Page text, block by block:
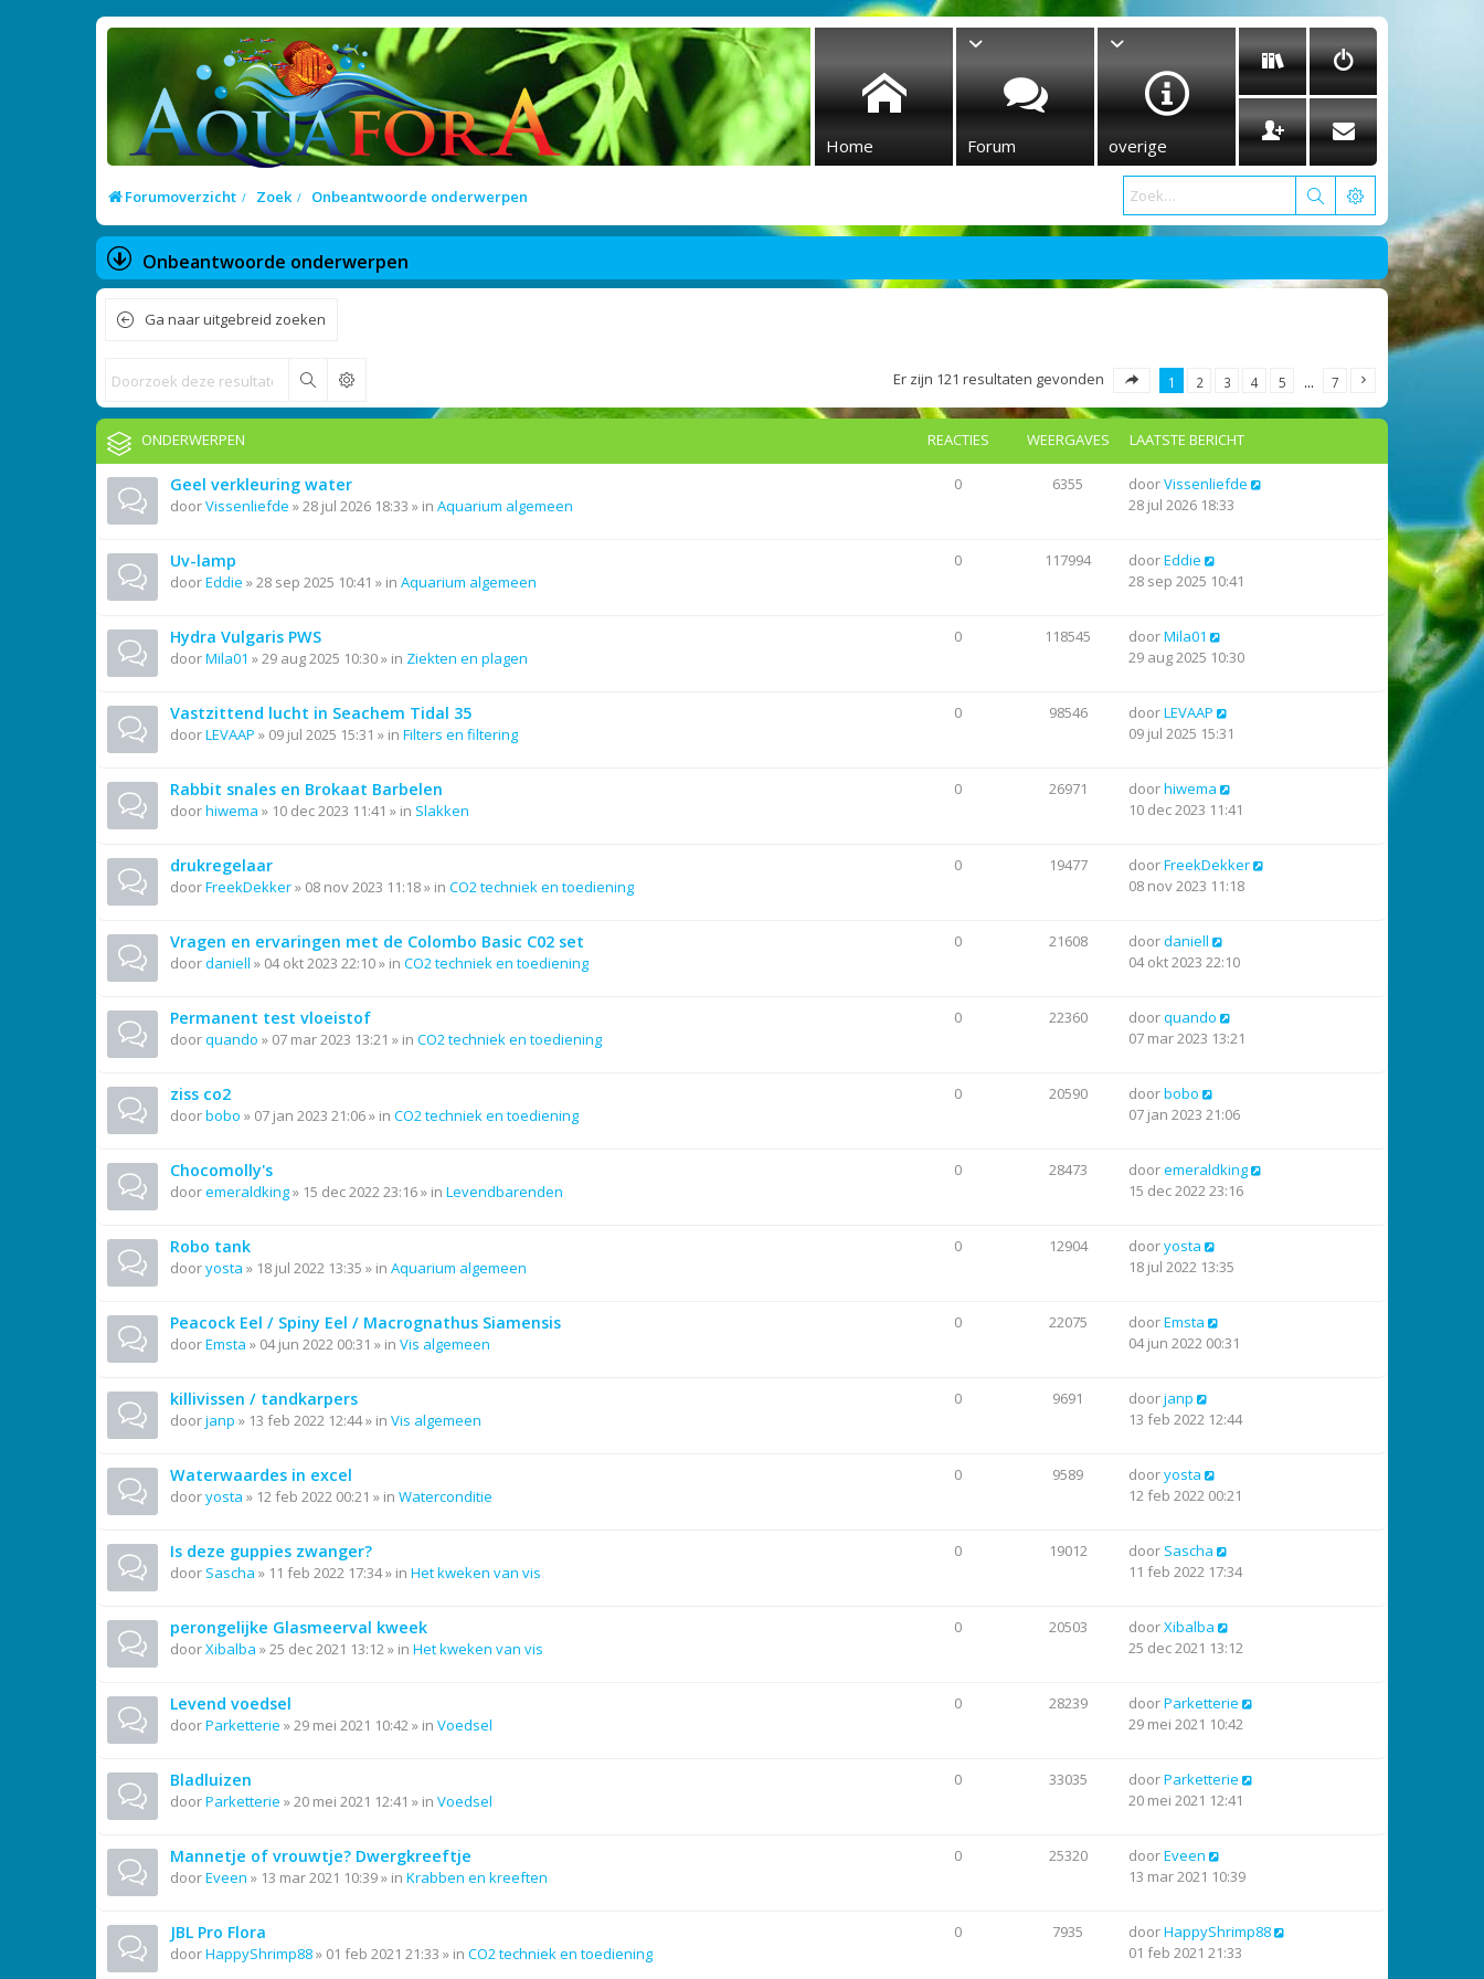
Home Forum overige
Forumoverzicht Zoek Onbeantwoorde onderwerpen
Onbeantwoorde onderwerpen
Ga naar uitgebreid zoeken
Zoek Er zijn 121 resultaten gevonden 1 2 3 4 5 … 7
ONDERWERPEN REACTIES WEERGAVES LAATSTE BERICHT
Geel verkleuring water
doorVissenliefde »28 jul 2026 18:33 » in Aquarium algemeen
0 6355 doorVissenliefde
28 jul 2026 18:33
Uv-lamp
doorEddie »28 sep 2025 10:41 » in Aquarium algemeen
0 117994 doorEddie
28 sep 2025 10:41
Hydra Vulgaris PWS
doorMila01 »29 aug 2025 10:30» in Ziekten en plagen
0 118545 doorMila01
29 aug 2025 10:30
Vastzittend lucht in Seachem Tidal 35
doorLEVAAP » 09 jul 2025 15:31 » in Filters en filtering
0 98546 doorLEVAAP
09 jul 2025 15:31
Rabbit snales en Brokaat Barbelen
doorhiwema » 10 dec 2023 11:41 » in Slakken
0 26971 doorhiwema
10 dec 2023 11:41
drukregelaar
doorFreekDekker» 08 nov 2023 11:18» in CO2 techniek en toediening
0 19477 doorFreekDekker
08 nov 2023 11:18
Vragen en ervaringen met de Colombo Basic C02 set
doordaniell » 04 okt 2023 22:10» in CO2 techniek en toediening
0 21608 doordaniell
04 okt 2023 22:10
Permanent test vloeistof
doorquando » 07 mar 2023 13:21 » in CO2 techniek en toediening
0 22360 doorquando
07 mar 2023 13:21
ziss co2
doorbobo » 07 jan 2023 21:06» in CO2 techniek en toediening
0 20590 doorbobo
07 jan 2023 21:06
Chocomolly's
dooremeraldking» 15 dec 2022 23:16» in Levendbarenden
0 28473 dooremeraldking
15 dec 2022 23:16
Robo tank
dooryosta » 18 jul 2022 13:35 » in Aquarium algemeen
0 12904 dooryosta
18 jul 2022 13:35
Peacock Eel / Spiny Eel / Macrognathus Siamensis
doorEmsta » 04 jun 2022 00:31 » in Vis algemeen
0 22075 doorEmsta
04 jun 2022 00:31
killivissen / tandkarpers
doorjanp » 13 feb 2022 12:44» in Vis algemeen
0 9691 doorjanp
13 feb 2022 12:44
Waterwaardes in excel
dooryosta » 12 feb 2022 00:21 » in Waterconditie
0 9589 dooryosta
12 feb 2022 00:21
Is deze guppies zwanger?
door Sascha » 11 feb 2022 17:34» in Het kweken van vis
0 19012 door Sascha
11 feb 2022 17:34
perongelijke Glasmeerval kweek
doorXibalba »25 dec 2021 13:12» in Het kweken van vis
0 20503 doorXibalba
25 dec 2021 13:12
Levend voedsel
doorParketterie »29 mei 2021 10:42» in Voedsel
0 28239 doorParketterie
29 mei 2021 10:42
Bladluizen
doorParketterie »20 mei 2021 12:41 » in Voedsel
0 33035 doorParketterie
20 mei 2021 12:41
Mannetje of vrouwtje? Dwergkreeftje
doorEveen » 13 mar 2021 10:39» in Krabben en kreeften
0 25320 doorEveen
13 mar 2021 10:39
JBL Pro Flora
doorHappyShrimp88» 01 feb 2021 21:33 » in CO2 techniek en toediening
0 7935 doorHappyShrimp88
01 feb 2021 21:33